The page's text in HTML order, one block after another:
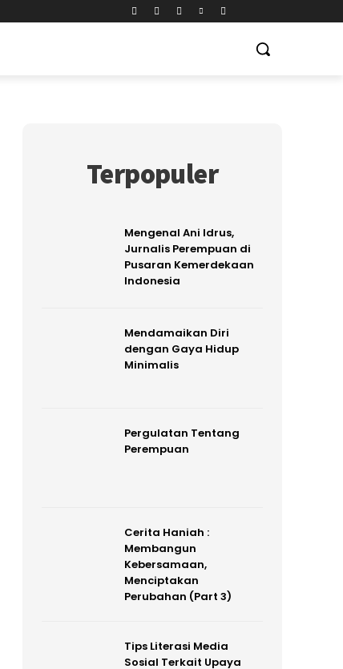
Terpopuler
Mengenal Ani Idrus,
Jurnalis Perempuan di
Pusaran Kemerdekaan
Indonesia
Mendamaikan Diri
dengan Gaya Hidup
Minimalis
Pergulatan Tentang
Perempuan
Cerita Haniah :
Membangun
Kebersamaan,
Menciptakan
Perubahan (Part 3)
Tips Literasi Media
Sosial Terkait Upaya